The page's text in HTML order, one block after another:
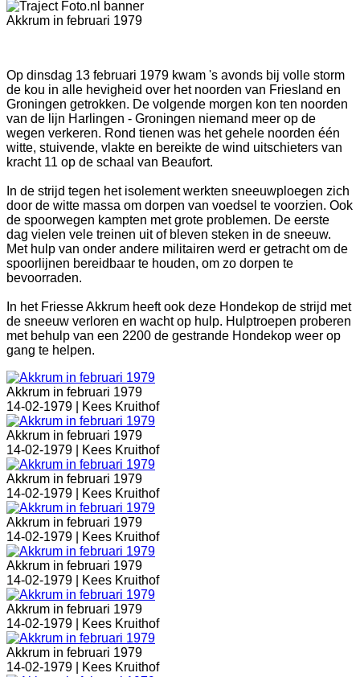
Akkrum in februari 1979
Op dinsdag 13 februari 1979 kwam 's avonds bij volle storm
de kou in alle hevigheid over het noorden van Friesland en
Groningen getrokken. De volgende morgen kon ten noorden
van de lijn Harlingen - Groningen niemand meer op de
wegen verkeren. Rond tienen was het gehele noorden één
witte, stuivende, vlakte en bereikte de wind uitschieters van
kracht 11 op de schaal van Beaufort.
In de strijd tegen het isolement werkten sneeuwploegen zich
door de witte massa om dorpen van voedsel te voorzien. Ook
de spoorwegen kampten met grote problemen. De eerste
dag vielen vele treinen uit of bleven steken in de sneeuw.
Met hulp van onder andere militairen werd er getracht om de
spoorlijnen bereidbaar te houden, om zo dorpen te
bevoorraden.
In het Friesse Akkrum heeft ook deze Hondekop de strijd met
de sneeuw verloren en wacht op hulp. Hulptroepen proberen
met behulp van een 2200 de gestrande Hondekop weer op
gang te helpen.
Akkrum in februari 1979
14-02-1979 |
Kees Kruithof
Akkrum in februari 1979
14-02-1979 |
Kees Kruithof
Akkrum in februari 1979
14-02-1979 |
Kees Kruithof
Akkrum in februari 1979
14-02-1979 |
Kees Kruithof
Akkrum in februari 1979
14-02-1979 |
Kees Kruithof
Akkrum in februari 1979
14-02-1979 |
Kees Kruithof
Akkrum in februari 1979
14-02-1979 |
Kees Kruithof